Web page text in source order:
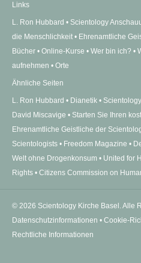
Links
L. Ron Hubbard Scientology
die Menschlichkeit
Ehrenamtliche
Bücher
Online-Kurse Wer bin ich?
aufnehmen
Orte
Ähnliche Seiten
L. Ron Hubbard Dianetik
David Miscavige
Starten Sie Ihren
Ehrenamtliche Geistliche der
Scientologists
Freedom Magazine
Welt ohne Drogenkonsum
United for
Rights
Citizens Commission on
© 2026 Scientology Kirche Basel.Alle
Datenschutzinformationen • Cookie-
Rechtliche Informationen